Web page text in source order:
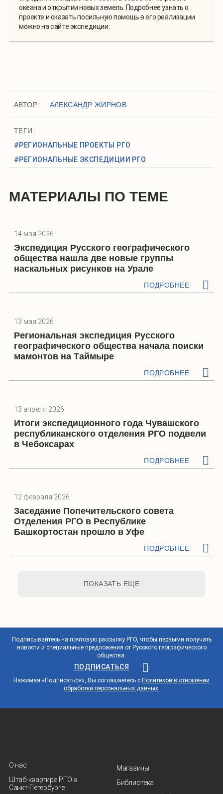
океана и открытии новых земель. Подробнее узнать о
проекте и оказать посильную помощь в его реализации
можно на сайте экспедиции.
АВТОР: АЛЕКСАНДР ЖИРНОВ
ТЕГИ:
#РЕГИОНАЛЬНЫЕ ПРОЕКТЫ РГО
#РЕГИОНАЛЬНЫЕ ЭКСПЕДИЦИИ РГО
МАТЕРИАЛЫ ПО ТЕМЕ
14 мая 2026
Экспедиция Русского географического
общества нашла две новые группы
наскальных рисунков на Урале
ПОДРОБНЕЕ
13 мая 2026
Региональная экспедиция Русского
географического общества начала поиски
мамонтов на Таймыре
ПОДРОБНЕЕ
13 апреля 2026
Итоги экспедиционного года Чувашского
республиканского отделения РГО подвели
в Чебоксарах
ПОДРОБНЕЕ
12 февраля 2026
Заседание Попечительского совета
Отделения РГО в Республике
Башкортостан прошло в Уфе
ПОДРОБНЕЕ
ПОКАЗАТЬ ЕЩЕ
Подписывайтесь на почтовую рассылку РГО, чтобы первыми получать
новости и специальные предложения от Русского географического
общества.
ПОДПИСАТЬСЯ
Нажимая «Подписаться», Вы соглашаетесь с Политикой в отношении
обработки персональных данных.
О нас
Штаб-квартира РГО в
Санкт‑Петербурге
Магазины
Библиотека